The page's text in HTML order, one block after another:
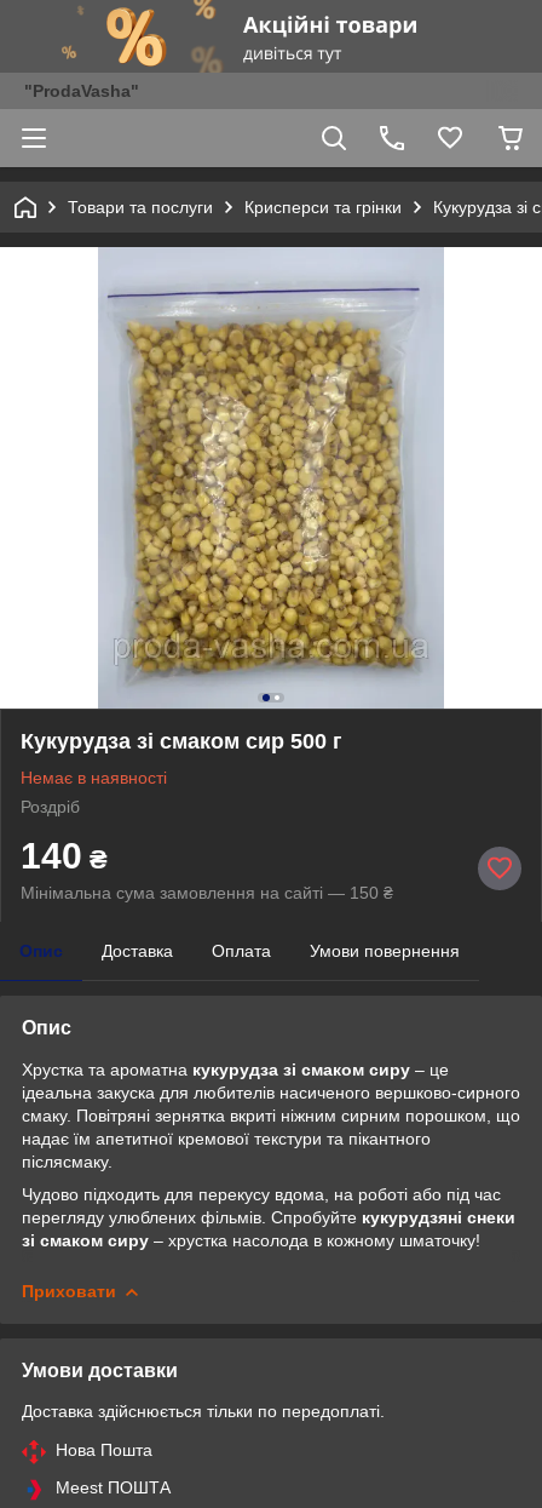
"ProdaVasha"
Товари та послуги Крисперси та грінки Кукурудза зі
Кукурудза зі смаком сир 500 г
Немає в наявності
Роздріб
140 ₴
Мінімальна сума замовлення на сайті — 150 ₴
Опис Доставка Оплата Умови повернення
Опис
Хрустка та ароматна кукурудза зі смаком сиру – це
ідеальна закуска для любителів насиченого вершково-сирного
смаку. Повітряні зернятка вкриті ніжним сирним порошком, що
надає їм апетитної кремової текстури та пікантного
післясмаку.
Чудово підходить для перекусу вдома, на роботі або під час
перегляду улюблених фільмів. Спробуйте кукурудзяні снеки
зі смаком сиру – хрустка насолода в кожному шматочку!
Приховати
Умови доставки
Доставка здійснюється тільки по передоплаті.
Нова Пошта
Meest ПОШТА